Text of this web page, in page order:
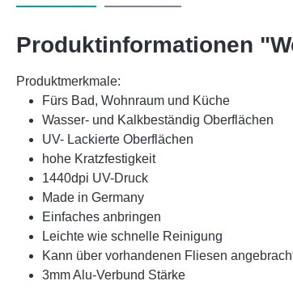
Produktinformationen
Produktmerkmale:
Fürs Bad, Wohnraum und Küche
Wasser- und Kalkbeständig Oberflächen
UV- Lackierte Oberflächen
hohe Kratzfestigkeit
1440dpi UV-Druck
Made in Germany
Einfaches anbringen
Leichte wie schnelle Reinigung
Kann über vorhandenen Fliesen
3mm Alu-Verbund Stärke